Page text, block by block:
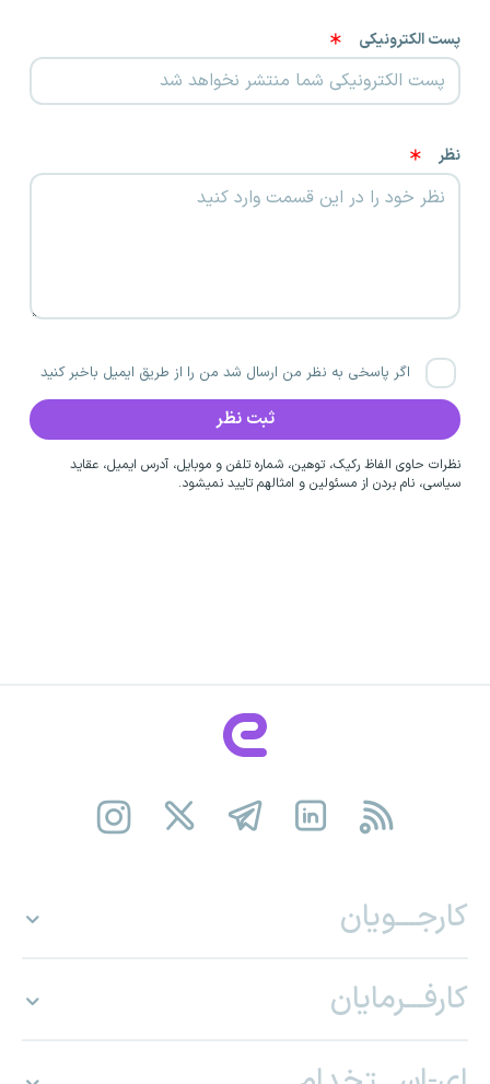
پست الکترونیکی
نظر
اگر پاسخی به نظر من ارسال شد من را از طریق ایمیل باخبر کنید
نظرات حاوی الفاظ رکیک، توهین، شماره تلفن و موبایل، آدرس ایمیل، عقاید
سیاسی، نام بردن از مسئولین و امثالهم تایید نمیشود.
کارجـــویان
کارفـــرمایان